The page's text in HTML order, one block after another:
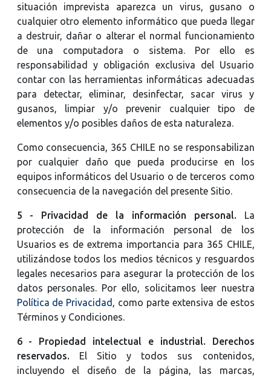
situación imprevista aparezca un virus, gusano o
cualquier otro elemento informático que pueda llegar
a destruir, dañar o alterar el normal funcionamiento
de una computadora o sistema. Por ello es
responsabilidad y obligación exclusiva del Usuario
contar con las herramientas informáticas adecuadas
para detectar, eliminar, desinfectar, sacar virus y
gusanos, limpiar y/o prevenir cualquier tipo de
elementos y/o posibles daños de esta naturaleza.
Como consecuencia, 365 CHILE no se responsabilizan
por cualquier daño que pueda producirse en los
equipos informáticos del Usuario o de terceros como
consecuencia de la navegación del presente Sitio.
5 - Privacidad de la información personal. La
protección de la información personal de los
Usuarios es de extrema importancia para 365 CHILE,
utilizándose todos los medios técnicos y resguardos
legales necesarios para asegurar la protección de los
datos personales. Por ello, solicitamos leer nuestra
Política de Privacidad , como parte extensiva de estos
Términos y Condiciones.
6 - Propiedad intelectual e industrial. Derechos
reservados. El Sitio y todos sus contenidos,
incluyendo el diseño de la página, las marcas,